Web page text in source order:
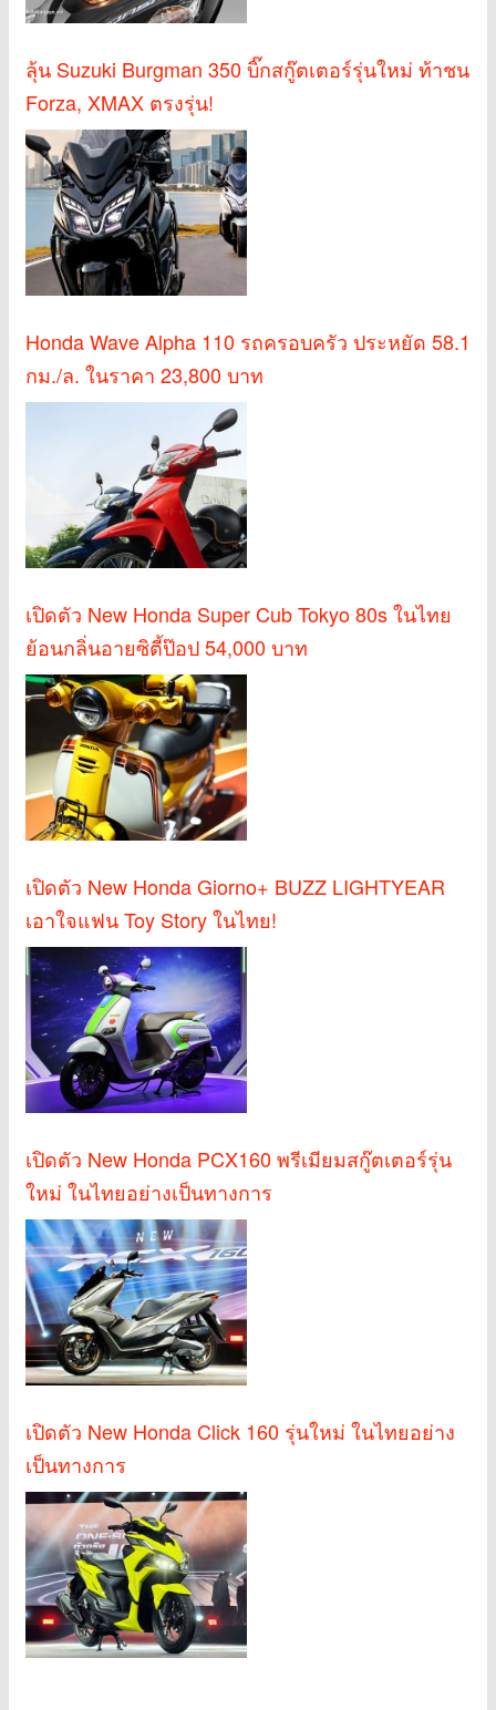
ลุ้น Suzuki Burgman 350 บิ๊กสกู๊ตเตอร์รุ่นใหม่ ท้าชน
Forza, XMAX ตรงรุ่น!
Honda Wave Alpha 110 รถครอบครัว ประหยัด 58.1
กม./ล. ในราคา 23,800 บาท
เปิดตัว New Honda Super Cub Tokyo 80s ในไทย
ย้อนกลิ่นอายซิตี้ป๊อป 54,000 บาท
เปิดตัว New Honda Giorno+ BUZZ LIGHTYEAR
เอาใจแฟน Toy Story ในไทย!
เปิดตัว New Honda PCX160 พรีเมียมสกู๊ตเตอร์รุ่น
ใหม่ ในไทยอย่างเป็นทางการ
เปิดตัว New Honda Click 160 รุ่นใหม่ ในไทยอย่าง
เป็นทางการ